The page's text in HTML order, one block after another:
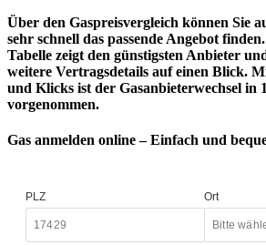
Über den Gaspreisvergleich können Sie
sehr schnell das passende Angebot
Tabelle zeigt den günstigsten Anbieter
weitere Vertragsdetails auf einen Blick.
und Klicks ist der Gasanbieterwechsel in
vorgenommen.
Gas anmelden online – Einfach und